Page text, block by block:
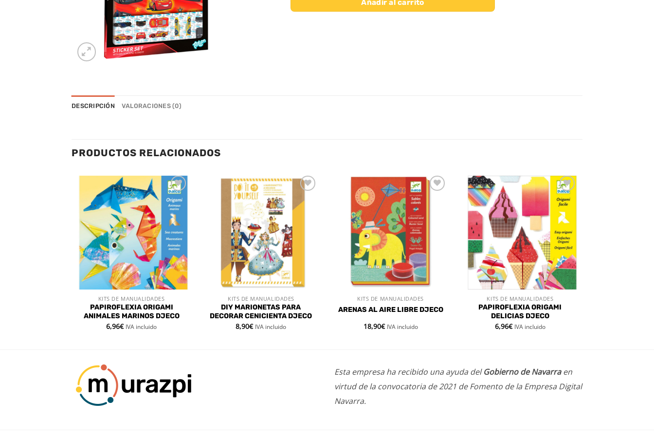
Añadir al carrito
DESCRIPCIÓN VALORACIONES (0)
PRODUCTOS RELACIONADOS
Añadir
a la
lista de
deseos
VISTA RÁPIDA
KITS DE MANUALIDADES
PAPIROFLEXIA ORIGAMI
ANIMALES MARINOS DJECO
6,96€ IVA incluido
a la
lista de
VISTA RÁPIDA
KITS DE MANUALIDADES
DIY MARIONETAS PARA
DECORAR CENICIENTA DJECO
8,90€ IVA incluido
deseos
VISTA RÁPIDA
KITS DE MANUALIDADES
ARENAS AL AIRE LIBRE DJECO
18,90€ IVA incluido
Añadir
a la
lista de
deseos
VISTA RÁPIDA
KITS DE MANUALIDADES
PAPIROFLEXIA ORIGAMI
DELICIAS DJECO
6,96€ IVA incluido
Esta empresa ha recibido una ayuda delGobierno de Navarraen
virtud de la convocatoria de 2021 de Fomento de la Empresa Digital
Navarra.